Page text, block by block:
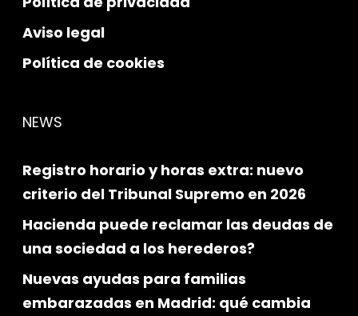
Aviso legal
Política de cookies
NEWS
Registro horario y horas extra: nuevo
criterio del Tribunal Supremo en 2026
Hacienda puede reclamar las deudas de
una sociedad a los herederos?
Nuevas ayudas para familias
embarazadas en Madrid: qué cambia